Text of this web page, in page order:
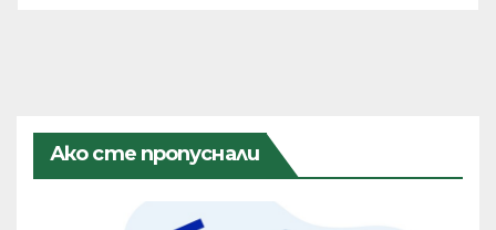
Ако сте пропуснали